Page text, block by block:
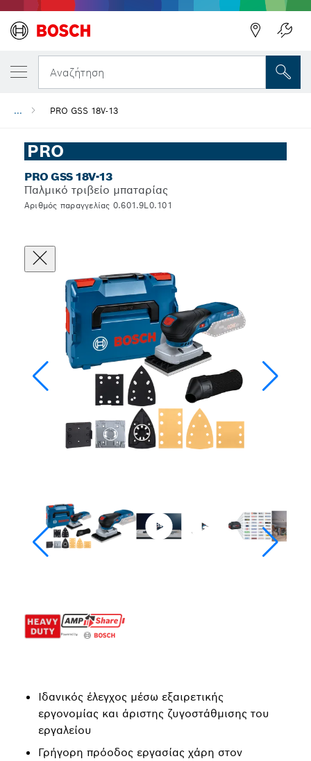
Αναζήτηση
... PRO GSS 18V-13
PRO
PRO GSS 18V-13
Παλμικό τριβείο μπαταρίας
Αριθμός παραγγελίας 0.601.9L0.101
Ιδανικός έλεγχος μέσω εξαιρετικής
εργονομίας και άριστης ζυγοστάθμισης του
εργαλείου
Γρήγορη πρόοδος εργασίας χάρη στον